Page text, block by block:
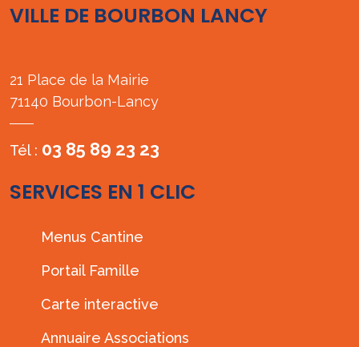
VILLE DE BOURBON LANCY
21 Place de la Mairie
71140 Bourbon-Lancy
Tél : 03 85 89 23 23
SERVICES EN 1 CLIC
Menus Cantine
Portail Famille
Carte interactive
Annuaire Associations